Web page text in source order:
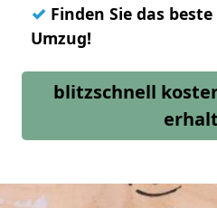
✓ Finden Sie das
Umzug!
blitzschnell